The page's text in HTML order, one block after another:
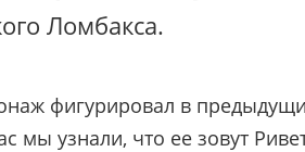
Ломбакса.
фигурировал в
мы узнали, что ее зовут